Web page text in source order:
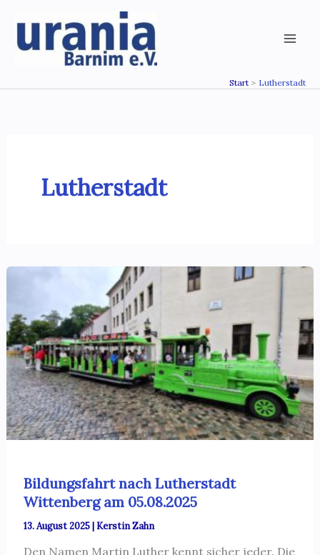
Inhalt
springen
Start Lutherstadt
Lutherstadt
Bildungsfahrt nach Lutherstadt
Wittenberg am 05.08.2025
13. August 2025|Kerstin Zahn
Den Namen Martin Luther kennt sicher jeder. Die